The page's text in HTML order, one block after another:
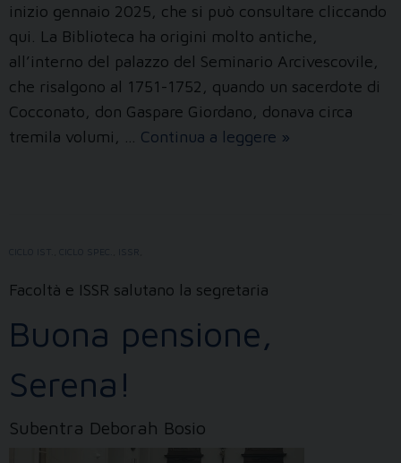
inizio gennaio 2025, che si può consultare cliccando
qui. La Biblioteca ha origini molto antiche,
all’interno del palazzo del Seminario Arcivescovile,
che risalgono al 1751-1752, quando un sacerdote di
Cocconato, don Gaspare Giordano, donava circa
tremila volumi, … Continua a leggere Novità
»
CICLO IST.
Facoltà e ISSR salutano la segretaria
Buona pensione,
Serena!
Subentra Deborah Bosio